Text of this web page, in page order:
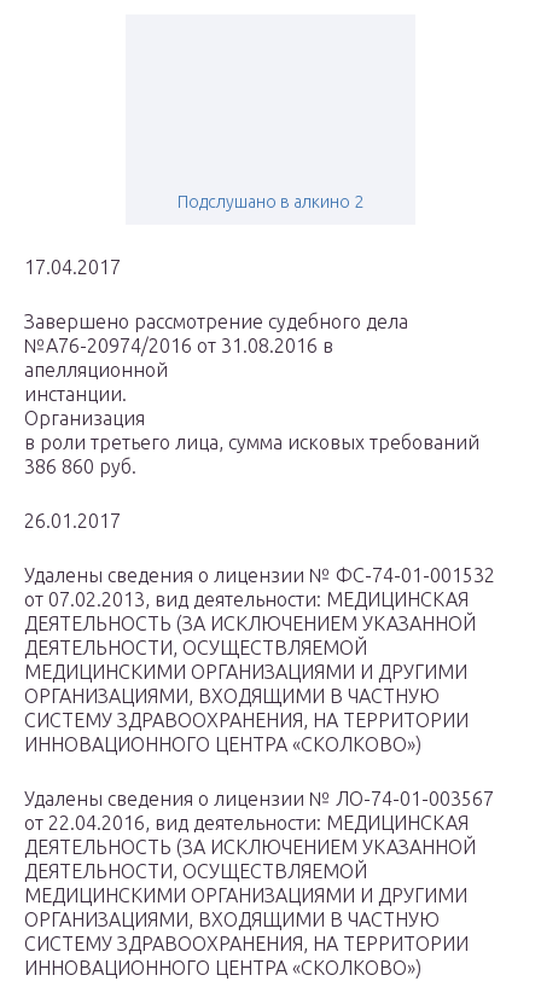
Подслушано в алкино 2
17.04.2017
Завершено рассмотрение судебного дела
№А76-20974/2016 от 31.08.2016 в
апелляционной
инстанции.
Организация
в роли третьего лица, сумма исковых требований
386 860 руб.
26.01.2017
Удалены сведения о лицензии № ФС-74-01-001532
от 07.02.2013, вид деятельности: МЕДИЦИНСКАЯ
ДЕЯТЕЛЬНОСТЬ (ЗА ИСКЛЮЧЕНИЕМ УКАЗАННОЙ
ДЕЯТЕЛЬНОСТИ, ОСУЩЕСТВЛЯЕМОЙ
МЕДИЦИНСКИМИ ОРГАНИЗАЦИЯМИ И ДРУГИМИ
ОРГАНИЗАЦИЯМИ, ВХОДЯЩИМИ В ЧАСТНУЮ
СИСТЕМУ ЗДРАВООХРАНЕНИЯ, НА ТЕРРИТОРИИ
ИННОВАЦИОННОГО ЦЕНТРА «СКОЛКОВО»)
Удалены сведения о лицензии № ЛО-74-01-003567
от 22.04.2016, вид деятельности: МЕДИЦИНСКАЯ
ДЕЯТЕЛЬНОСТЬ (ЗА ИСКЛЮЧЕНИЕМ УКАЗАННОЙ
ДЕЯТЕЛЬНОСТИ, ОСУЩЕСТВЛЯЕМОЙ
МЕДИЦИНСКИМИ ОРГАНИЗАЦИЯМИ И ДРУГИМИ
ОРГАНИЗАЦИЯМИ, ВХОДЯЩИМИ В ЧАСТНУЮ
СИСТЕМУ ЗДРАВООХРАНЕНИЯ, НА ТЕРРИТОРИИ
ИННОВАЦИОННОГО ЦЕНТРА «СКОЛКОВО»)